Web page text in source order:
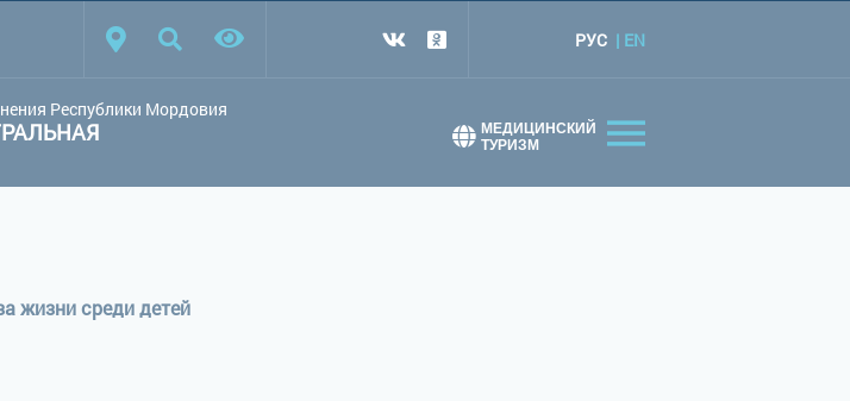
Черная схема Обычный сайт РУС EN
Республики Мордовия
МЕДИЦИНСКИЙ
ТУРИЗМ
жизни среди детей